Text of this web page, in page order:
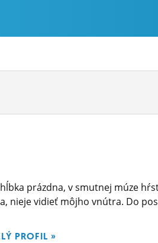
prázdna, v smutnej múze
nieje vidieť môjho vnútra. Do
PROFIL »